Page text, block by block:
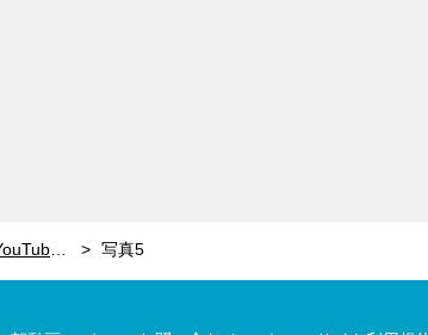
河北麻友子も「使える」と絶賛！美容YouTuber・かじえりが教える“5分でできる時短ヘアメイク” 写真5